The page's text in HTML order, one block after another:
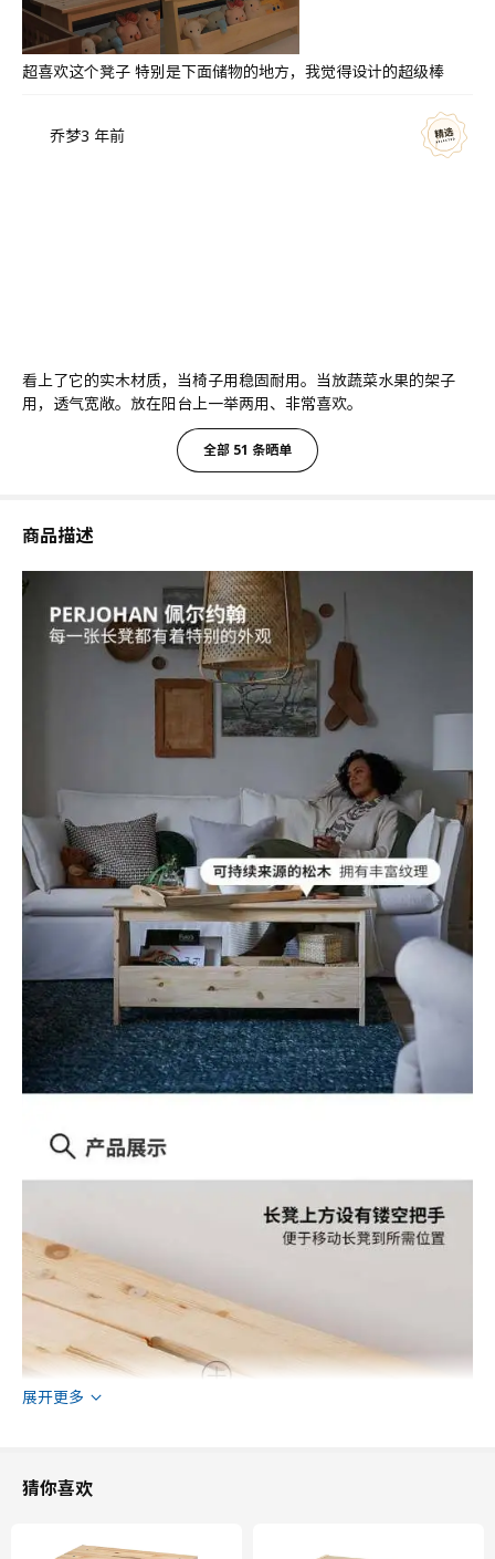
超喜欢这个凳子 特别是下面储物的地方，我觉得设计的超级棒
乔梦3 年前
看上了它的实木材质，当椅子用稳固耐用。当放蔬菜水果的架子
用，透气宽敞。放在阳台上一举两用、非常喜欢。
全部 51 条晒单
商品描述
展开更多
猜你喜欢